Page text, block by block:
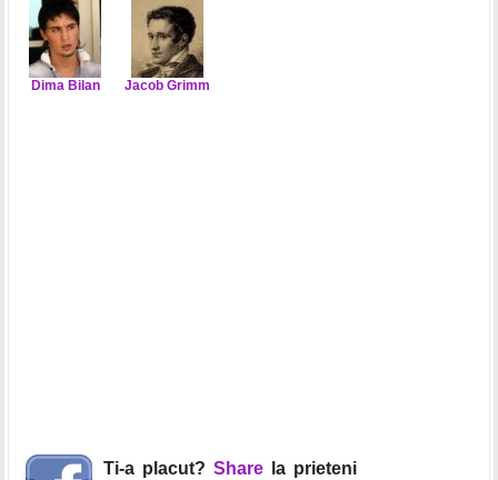
Dima Bilan Jacob Grimm
Ti-a placut? Share la prieteni